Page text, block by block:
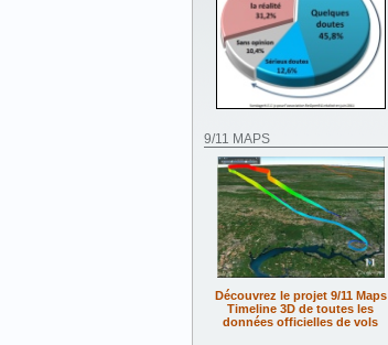
9/11 MAPS
Découvrez le projet 9/11 Maps
Timeline 3D de toutes les
données officielles de vols